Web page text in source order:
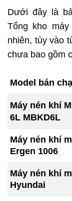
Dưới đây là
Tổng kho
nhiên, tùy vào
chưa bao gồm
Model bán
Máy nén khí
6L MBKD6L
Máy nén khí
Ergen 1006
Máy nén khí
Hyundai